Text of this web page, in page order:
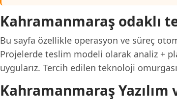
Kahramanmaraş odaklı
Bu sayfa özellikle operasyon ve süreç
Projelerde teslim modeli olarak analiz +
uygularız. Tercih edilen teknoloji
Kahramanmaraş Yazılım